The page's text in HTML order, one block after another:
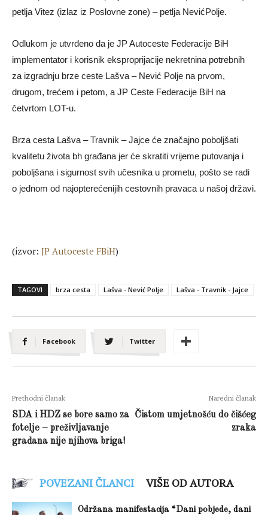
petlja Vitez (izlaz iz Poslovne zone) – petlja NevićPolje.
Odlukom je utvrđeno da je JP Autoceste Federacije BiH
implementator i korisnik eksproprijacije nekretnina potrebnih
za izgradnju brze ceste Lašva – Nević Polje na prvom,
drugom, trećem i petom, a JP Ceste Federacije BiH na
četvrtom LOT-u.
Brza cesta Lašva – Travnik – Jajce će značajno poboljšati
kvalitetu života bh građana jer će skratiti vrijeme putovanja i
poboljšana i sigurnost svih učesnika u prometu, pošto se radi
o jednom od najopterećenijih cestovnih pravaca u našoj državi.
(izvor: JP Autoceste FBiH)
TAGOVI brza cesta Lašva - Nević Polje Lašva - Travnik - Jajce
Facebook Twitter
Prethodni članak
SDA i HDZ se bore samo za
fotelje – preživljavanje
građana nije njihova briga!
Naredni članak
Čistom umjetnošću do čišćeg
zraka
POVEZANI ČLANCI VIŠE OD AUTORA
Održana manifestacija “Dani pobjede, dani